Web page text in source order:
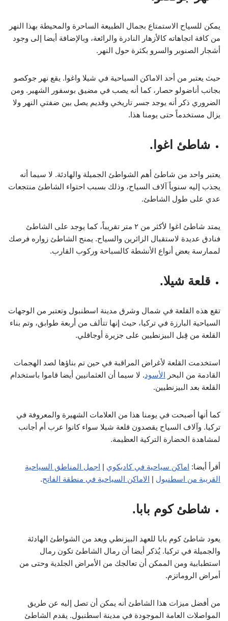
يمكن للسياح الاستمتاع بجمال الطبيعة الساحرة والمحيطة بهذا النهر
من كافة اتجاهاته كالأزهار النادرة والرائعة، وبالإضافة أيضا إلى وجود
أشجار الصنوبر والسرو بكثرة حول النهر.
حيث يعتبر من أحد الاماكن السياحية في شيلا واغوا. يقع نهر جوكصو
بجانب أناضولو حصار، كما أنه يصب في مضيق بوسفور الشهير. ومن
الضروري ذكر أنه يوجد جسر تاريخي وقديم يصل بين ضفتي النهر ولا
يزال مستخدماً حتى يومنا هذا.
شاطئ اغوا.
يعتبر واحد من شاطئ أهم الشواطئ الجميلة والهادئة. لا سيما أنه
يجذب إليه سنوياً آلاف السياح، وذلك بسبب احتواء الشاطئ منتجعات
عدي على طول الشاطئ.
يمتد شاطئ اغوا لأكثر من ٢ متر تقريباً، كما يوجد على الشاطئ
فنادق عديدة لاستقبال الزائرين والسياح. يمنح الشاطئ زواره فرصك
لممارسة بعض أنواع الأنشطة كالسباحة وركوب القارب.
قلعة شيلا.
تقع هذه القلعة في شمال وشرق مدينة اسطنبول وتعتبر من الوجهات
السياحية البارزة في تركيا، حيث إنها تتألف من أربعة طوابق، وتم بناء
القلعة من قِبل البيزنطيين على جزيرة أوجاقلي.
استخدمت القلعة لأغراض المراقبة في حين تم بناؤها لصد الهجمات
القادمة من البحر الأسود. لا سيما أن العثمانيين أيضا قاموا باستخدام
القلعة بعد البيزنطيين.
كما أنها أصبحت في يومنا هذا من العلامات الشهيرة والمعروفة في
تركيا. وآلاف السياح يقصدون قلعة شيلا سواء كانوا عرب أم أجانب
لمشاهدة الحضارة التركية العظيمة.
أقرأ أيضا: اماكن سياحية في كاديكوي | اجمل المناطق السياحية
القريبة من اسطنبول | الاماكن السياحية في منطقة الفاتح.
شاطئ كوم بابا.
يعود شاطئ كوم بابا للعهد البيزنطي ويعد من الشواطئ الهادئة
والجميلة في تركيا. يُذكر أيضا أن رمال الشاطئ تكون رمال
استطبابية ومن الممكن أن تعالجك من الأمراض الجلدية وحتى من
أمراض الروماتزم.
من أفضل ميزات هذا الشاطئ أنه يمكن أن تصل إليه عن طريق
المواصلات العامة الموجودة في مدينة اسطنبول. يقدم الشاطئ